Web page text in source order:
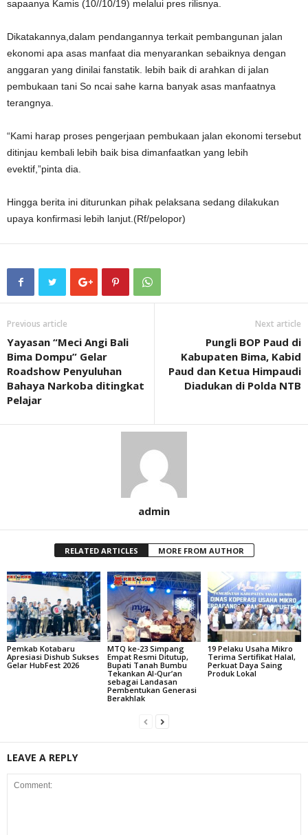
sapaanya Kamis (10//10/19) melalui pres rilisnya.
Dikatakannya,dalam pendangannya terkait pembangunan jalan
ekonomi apa asas manfaat dia menyarankan sebaiknya dengan
anggaran yang dinilai fanstatik. lebih baik di arahkan di jalan
pembukaan tani So ncai sahe karna banyak asas manfaatnya
terangnya.
“Kami harap proses pengerjaan pembukaan jalan ekonomi tersebut
ditinjau kembali lebih baik bisa dimanfaatkan yang lebih
evektif,”pinta dia.
Hingga berita ini diturunkan pihak pelaksana sedang dilakukan
upaya konfirmasi lebih lanjut.(Rf/pelopor)
Previous article
Yayasan “Meci Angi Bali
Bima Dompu” Gelar
Roadshow Penyuluhan
Bahaya Narkoba ditingkat
Pelajar
Next article
Pungli BOP Paud di
Kabupaten Bima, Kabid
Paud dan Ketua Himpaudi
Diadukan di Polda NTB
admin
RELATED ARTICLES MORE FROM AUTHOR
Pemkab Kotabaru
Apresiasi Dishub Sukses
Gelar HubFest 2026
MTQ ke-23 Simpang
Empat Resmi Ditutup,
Bupati Tanah Bumbu
Tekankan Al-Qur’an
sebagai Landasan
Pembentukan Generasi
Berakhlak
19 Pelaku Usaha Mikro
Terima Sertifikat Halal,
Perkuat Daya Saing
Produk Lokal
LEAVE A REPLY